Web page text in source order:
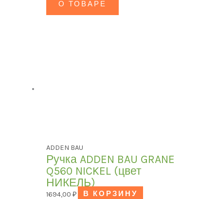
О ТОВАРЕ
ADDEN BAU
Ручка ADDEN BAU GRANE
Q560 NICKEL (цвет
НИКЕЛЬ)
1694,00₽
В КОРЗИНУ